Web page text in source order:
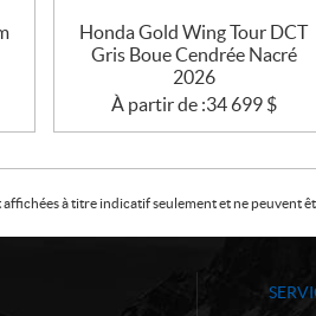
Honda Gold Wing Tour DCT
Gris Boue Cendrée Nacré
2026
À partir de :34 699 $
affichées à titre indicatif seulement et ne